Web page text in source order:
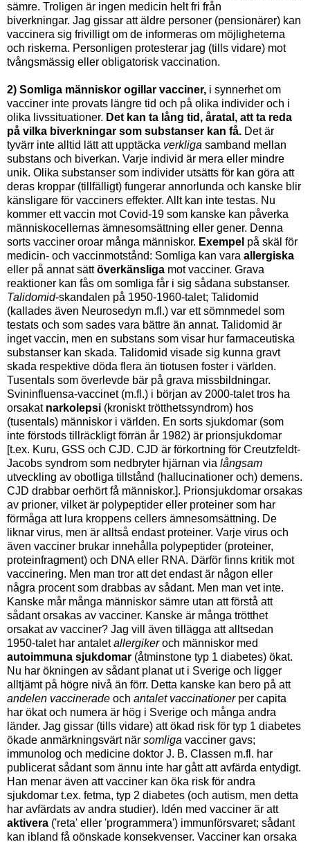
sämre. Troligen är ingen medicin helt fri från
biverkningar. Jag gissar att äldre personer (pensionärer) kan
vaccinera sig frivilligt om de informeras om möjligheterna
och riskerna. Personligen protesterar jag (tills vidare) mot
tvångsmässig eller obligatorisk vaccination.
2) Somliga människor ogillar vacciner, i synnerhet om
vacciner inte provats längre tid och på olika individer och i
olika livssituationer. Det kan ta lång tid, åratal, att ta reda
på vilka biverkningar som substanser kan få. Det är
tyvärr inte alltid lätt att upptäcka verkliga samband mellan
substans och biverkan. Varje individ är mera eller mindre
unik. Olika substanser som individer utsätts för kan göra att
deras kroppar (tillfälligt) fungerar annorlunda och kanske blir
känsligare för vacciners effekter. Allt kan inte testas. Nu
kommer ett vaccin mot Covid-19 som kanske kan påverka
människocellernas ämnesomsättning eller gener. Denna
sorts vacciner oroar många människor. Exempel på skäl för
medicin- och vaccinmotstånd: Somliga kan vara allergiska
eller på annat sättöverkänsliga mot vacciner. Grava
reaktioner kan fås om somliga får i sig sådana substanser.
Talidomid-skandalen på 1950-1960-talet; Talidomid
(kallades även Neurosedyn m.fl.) var ett sömnmedel som
testats och som sades vara bättre än annat. Talidomid är
inget vaccin, men en substans som visar hur farmaceutiska
substanser kan skada. Talidomid visade sig kunna gravt
skada respektive döda flera än tiotusen foster i världen.
Tusentals som överlevde bär på grava missbildningar.
Svininfluensa-vaccinet (m.fl.) i början av 2000-talet tros ha
orsakat narkolepsi (kroniskt trötthetssyndrom) hos
(tusentals) människor i världen. En sorts sjukdomar (som
inte förstods tillräckligt förrän år 1982) är prionsjukdomar
[t.ex. Kuru, GSS och CJD. CJD är förkortning för Creutzfeldt-
Jacobs syndrom som nedbryter hjärnan via långsam
utveckling av obotliga tillstånd (hallucinationer och) demens.
CJD drabbar oerhört få människor.]. Prionsjukdomar orsakas
av prioner, vilket är polypeptider eller proteiner som har
förmåga att lura kroppens cellers ämnesomsättning. De
liknar virus, men är alltså endast proteiner. Varje virus och
även vacciner brukar innehålla polypeptider (proteiner,
proteinfragment) och DNA eller RNA. Därför finns kritik mot
vaccinering. Men man tror att det endast är någon eller
några procent som drabbas av sådant. Men man vet inte.
Kanske mår många människor sämre utan att förstå att
sådant orsakas av vacciner. Kanske är många trötthet
orsakat av vacciner? Jag vill även tillägga att alltsedan
1950-talet har antaletallergikeroch människor med
autoimmuna sjukdomar (åtminstone typ 1 diabetes) ökat.
Nu har ökningen av sådant planat ut i Sverige och ligger
alltjämt på högre nivå än förr. Detta kanske kan bero på att
andelen vaccinerade och antalet vaccinationerper capita
har ökat och numera är hög i Sverige och många andra
länder. Jag gissar (tills vidare) att ökad risk för typ 1 diabetes
ökade anmärkningsvärt när somliga vacciner gavs;
immunolog och medicine doktor J. B. Classen m.fl. har
publicerat sådant som ännu inte har gått att avfärda entydigt.
Han menar även att vacciner kan öka risk för andra
sjukdomar t.ex. fetma, typ 2 diabetes (och autism, men detta
har avfärdats av andra studier). Idén med vacciner är att
aktivera ('reta' eller 'programmera') immunförsvaret; sådant
kan ibland få oönskade konsekvenser. Vacciner kan orsaka